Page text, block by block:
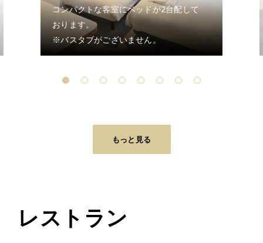
コンパクトな客室にベッドが2台配して
おります。
※バスタブがございません。
もっと見る
レストラン